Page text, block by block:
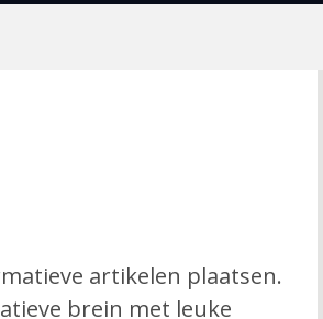
artikelen plaatsen.
brein met leuke